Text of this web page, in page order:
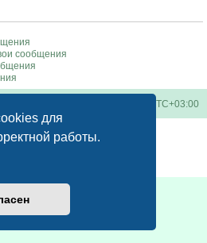
для
работы.
сообщения
UTC+03:00
® Forum Software © phpBB Limited